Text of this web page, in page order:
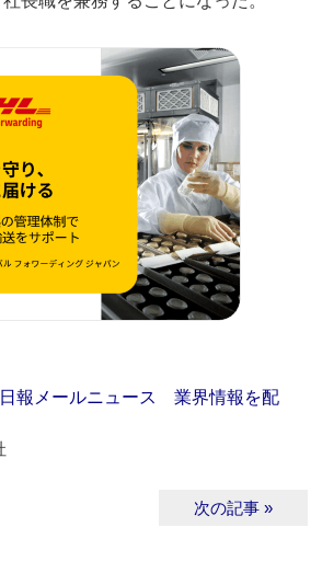
報メールニュース 業界情報を配
次の記事 »